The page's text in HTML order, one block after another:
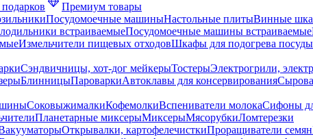
Премиум товары
Посудомоечные машиныНастольные плитыВинные
встраиваемыеПосудомоечные машины встраиваемые
Измельчители пищевых отходовШкафы для подогрева посуды
Сэндвичницы, хот-дог мейкерыТостерыЭлектрогрили,
БлинницыПароваркиАвтоклавы для консервирования
СоковыжималкиКофемолкиВспениватели молокаСифоны
Планетарные миксерыМиксерыМясорубкиЛомтерезки
Открывалки, картофелечисткиПроращиватели семян